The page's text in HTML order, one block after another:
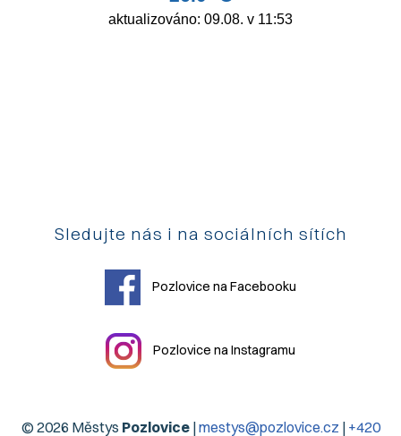
Sledujte nás i na sociálních sítích
Pozlovice na Facebooku
Pozlovice na Instagramu
© 2026 Městys Pozlovice|mestys@pozlovice.cz | +420